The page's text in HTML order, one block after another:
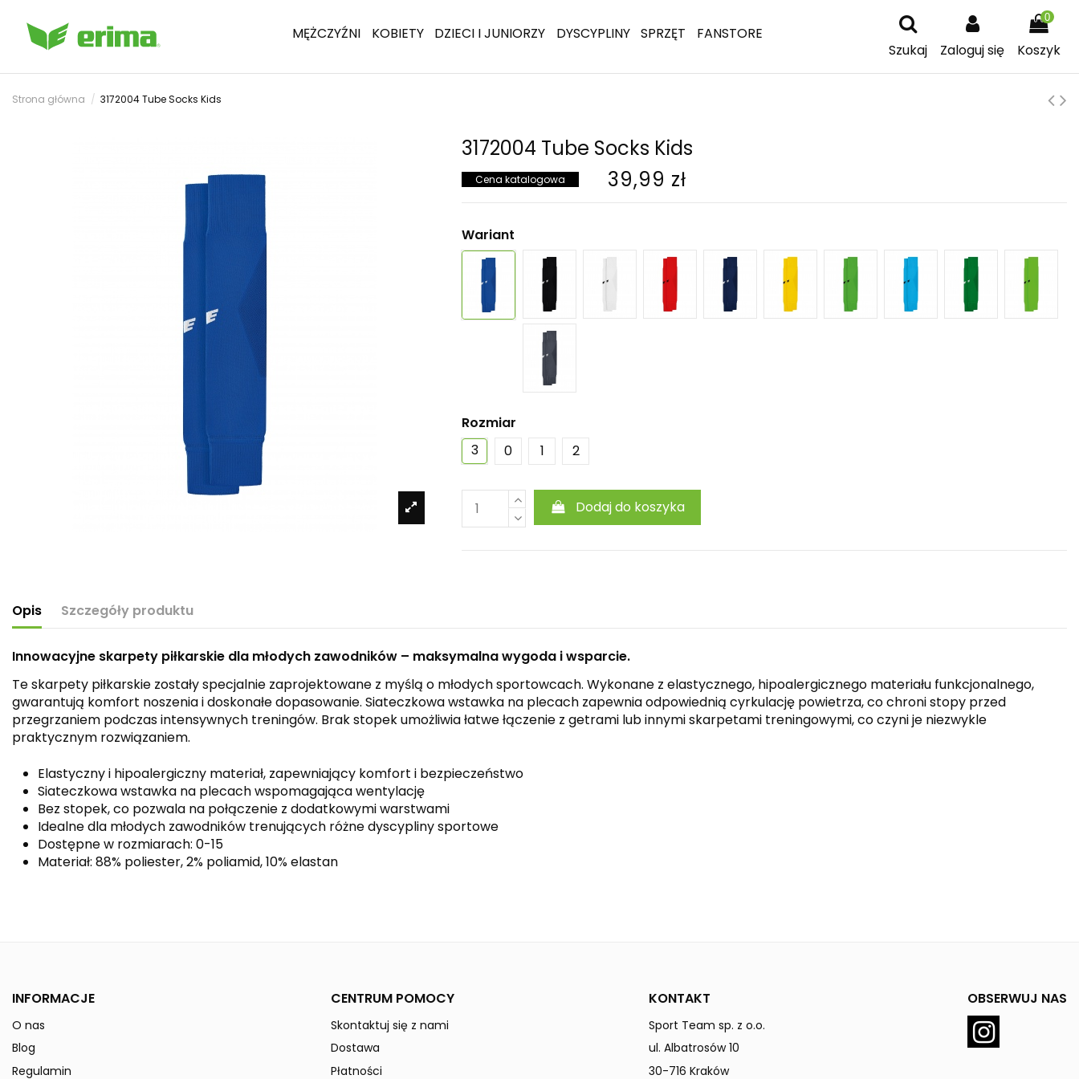
MĘŻCZYŹNI KOBIETY DZIECI I JUNIORZY DYSCYPLINY SPRZĘT
FANSTORE
Szukaj
Zaloguj się
0
Koszyk
Strona główna 3172004 Tube Socks Kids
3172004 Tube Socks Kids
Cena katalogowa 39,99 zł
Wariant
Rozmiar
3
0 1 2
Dodaj do koszyka
Opis Szczegóły produktu
Innowacyjne skarpety piłkarskie dla młodych zawodników – maksymalna wygoda i wsparcie.
Te skarpety piłkarskie zostały specjalnie zaprojektowane z myślą o młodych sportowcach. Wykonane z elastycznego, hipoalergicznego materiału funkcjonalnego,
gwarantują komfort noszenia i doskonałe dopasowanie. Siateczkowa wstawka na plecach zapewnia odpowiednią cyrkulację powietrza, co chroni stopy przed
przegrzaniem podczas intensywnych treningów. Brak stopek umożliwia łatwe łączenie z getrami lub innymi skarpetami treningowymi, co czyni je niezwykle
praktycznym rozwiązaniem.
Elastyczny i hipoalergiczny materiał, zapewniający komfort i bezpieczeństwo
Siateczkowa wstawka na plecach wspomagająca wentylację
Bez stopek, co pozwala na połączenie z dodatkowymi warstwami
Idealne dla młodych zawodników trenujących różne dyscypliny sportowe
Dostępne w rozmiarach: 0-15
Materiał: 88% poliester, 2% poliamid, 10% elastan
Indeks3172004-Kids
ean13
» Podmiot odpowiedzialny
INFORMACJE
O nas
Blog
Regulamin
CENTRUM POMOCY
Skontaktuj się z nami
Dostawa
Płatności
KONTAKT
Sport Team sp. z o.o.
ul. Albatrosów 10
30-716 Kraków
OBSERWUJ NAS